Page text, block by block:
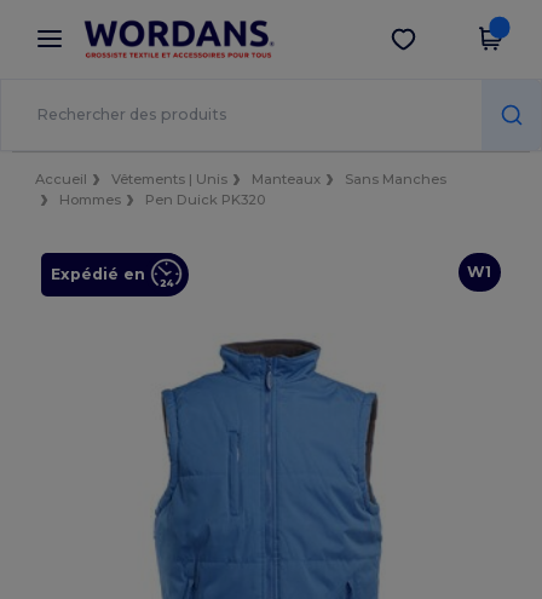
× Appli Wordans
Meilleurs prix sur l’app !
Obtenir l'appli
Accueil Vêtements | Unis Manteaux
Sans Manches
Hommes
Pen Duick PK320
W1
Expédié en